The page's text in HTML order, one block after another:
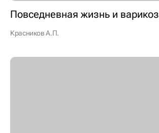
Повседневная жизнь и варикоз
Красников А.П.